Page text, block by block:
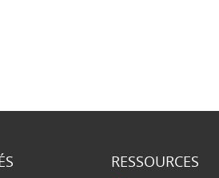
RESSOURCES